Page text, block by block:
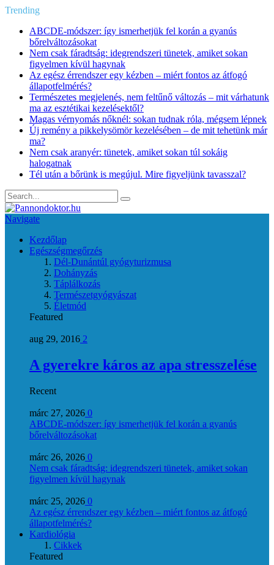
Trending
ABCDE‑módszer: így ismerhetjük fel korán a gyanús
bőrelváltozásokat
Nem csak fáradtság: idegrendszeri tünetek, amiket sokan
figyelmen kívül hagynak
Az egész érrendszer egy kézben – miért fontos az átfogó
állapotfelmérés?
Természetes megjelenés, nem feltűnő változás – mit várhatunk
ma az esztétikai kezelésektől?
Magas vérnyomás nőknél: sokan tudnak róla, mégsem lépnek
Új remény a pikkelysömör kezelésében – de mit tehetünk már
ma?
Nem csak aranyér: tünetek, amiket sokan túl sokáig
halogatnak
Tél után a bőrünk is megújul. Mire figyeljünk tavasszal?
Navigate
Kezdőlap
Egészségmegőrzés
Dél-Dunántúl gyógyturizmusa
Dohányzás
Táplálkozás
Természetgyógyászat
Életmód
Featured
aug 29, 2016 2
A gyerekre káros az apa stresszelése
Recent
márc 27, 2026 0
ABCDE‑módszer: így ismerhetjük fel korán a gyanús
bőrelváltozásokat
márc 26, 2026 0
Nem csak fáradtság: idegrendszeri tünetek, amiket sokan
figyelmen kívül hagynak
márc 25, 2026 0
Az egész érrendszer egy kézben – miért fontos az átfogó
állapotfelmérés?
Kardiológia
Cikkek
Featured